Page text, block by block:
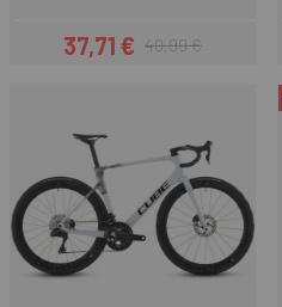
Precio
37,71 €Precio regular
40,99 €